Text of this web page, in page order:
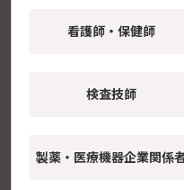
継続的薬学管理の
開 災害時インス
看護師・保健師
検査技師
製薬・医療機器企業関係